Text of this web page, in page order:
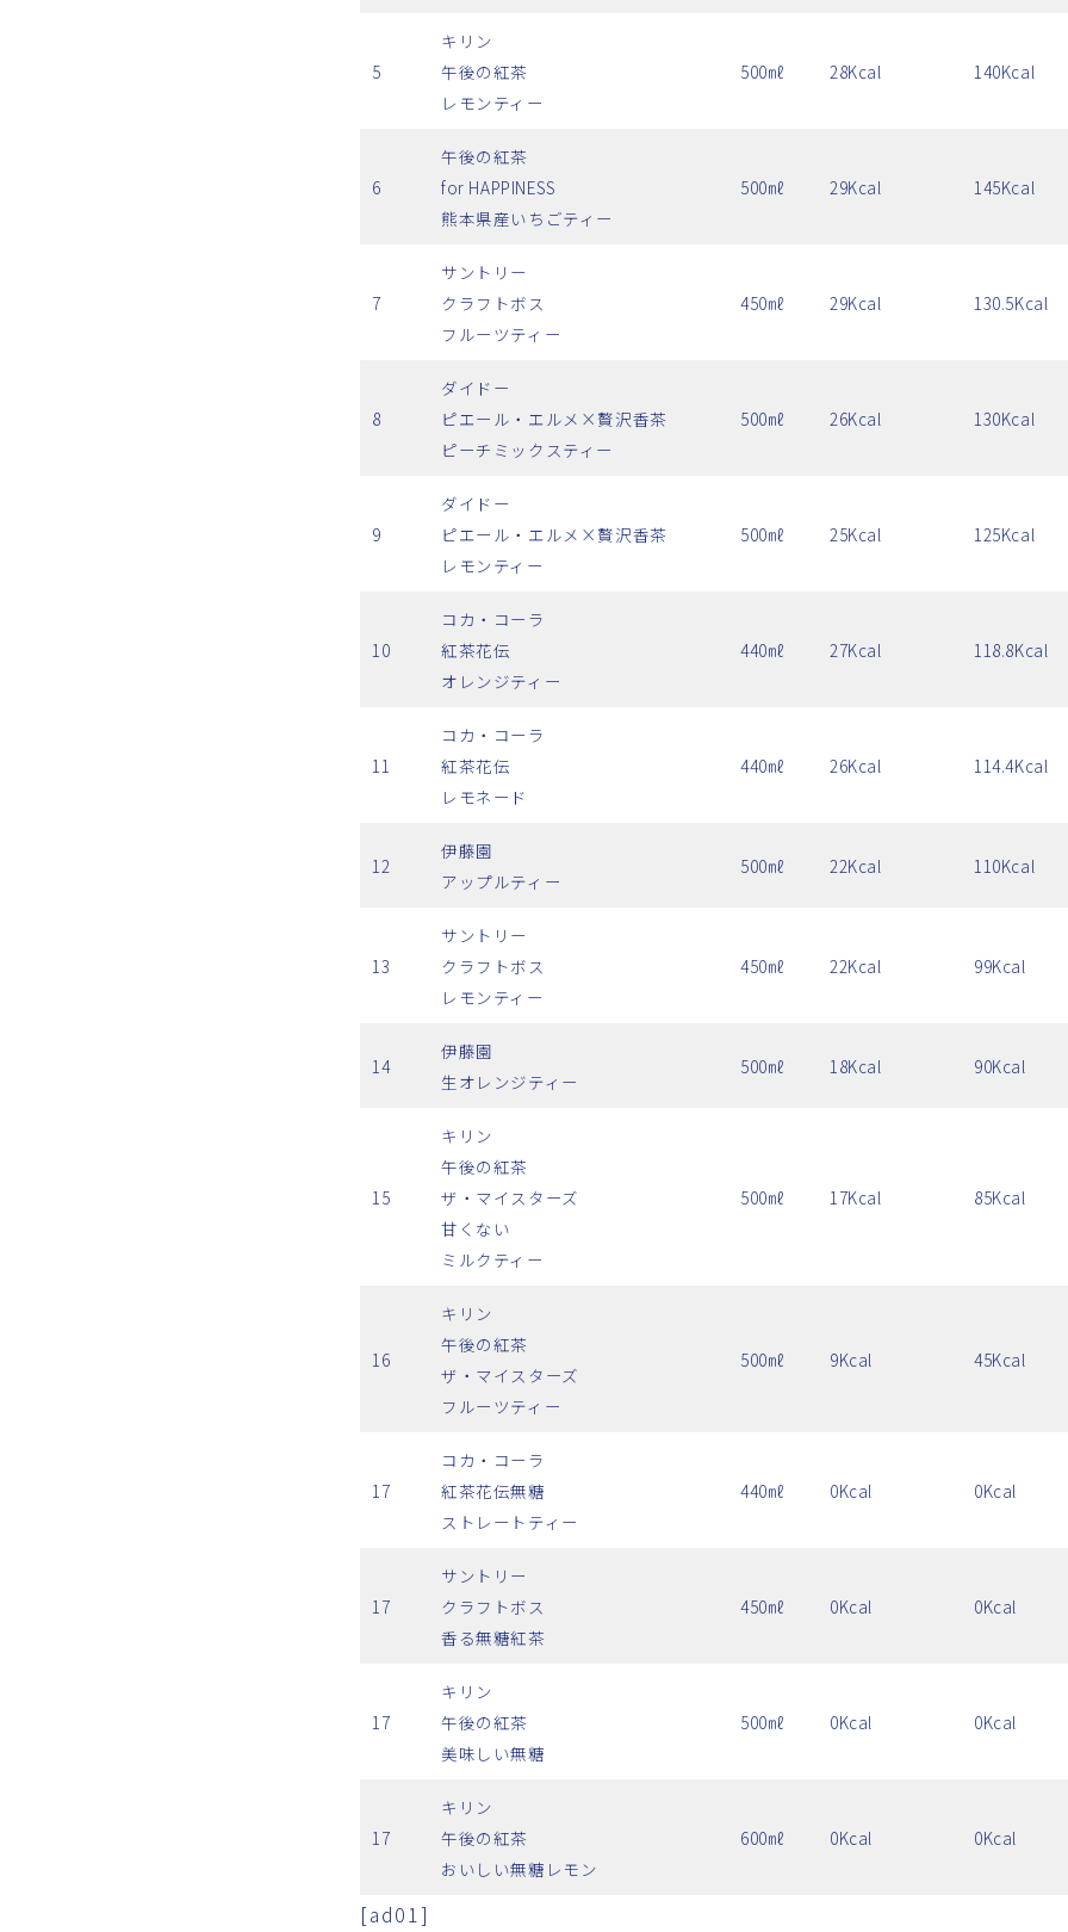
5
キリン
午後の紅茶
レモンティー
500㎖ 28Kcal 140Kcal
6
午後の紅茶
for HAPPINESS
熊本県産いちごティー
500㎖ 29Kcal 145Kcal
7
サントリー
クラフトボス
フルーツティー
450㎖ 29Kcal 130.5Kcal
8
ダイドー
ピエール・エルメ×贅沢香茶
ピーチミックスティー
500㎖ 26Kcal 130Kcal
9
ダイドー
ピエール・エルメ×贅沢香茶
レモンティー
500㎖ 25Kcal 125Kcal
10
コカ・コーラ
紅茶花伝
オレンジティー
440㎖ 27Kcal 118.8Kcal
11
コカ・コーラ
紅茶花伝
レモネード
440㎖ 26Kcal 114.4Kcal
12
伊藤園
アップルティー
500㎖ 22Kcal 110Kcal
13
サントリー
クラフトボス
レモンティー
450㎖ 22Kcal 99Kcal
14
伊藤園
生オレンジティー
500㎖ 18Kcal 90Kcal
15
キリン
午後の紅茶
ザ・マイスターズ
甘くない
ミルクティー
500㎖ 17Kcal 85Kcal
16
キリン
午後の紅茶
ザ・マイスターズ
フルーツティー
500㎖ 9Kcal 45Kcal
17
コカ・コーラ
紅茶花伝無糖
ストレートティー
440㎖ 0Kcal 0Kcal
17
サントリー
クラフトボス
香る無糖紅茶
450㎖ 0Kcal 0Kcal
17
キリン
午後の紅茶
美味しい無糖
500㎖ 0Kcal 0Kcal
17
キリン
午後の紅茶
おいしい無糖レモン
600㎖ 0Kcal 0Kcal
[ad01]